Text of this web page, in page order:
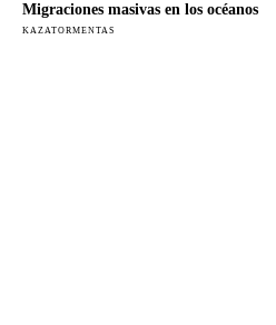
Migraciones masivas en los océanos
KAZATORMENTAS